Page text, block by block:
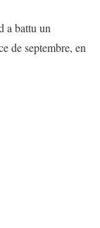
a battu un
de septembre, en